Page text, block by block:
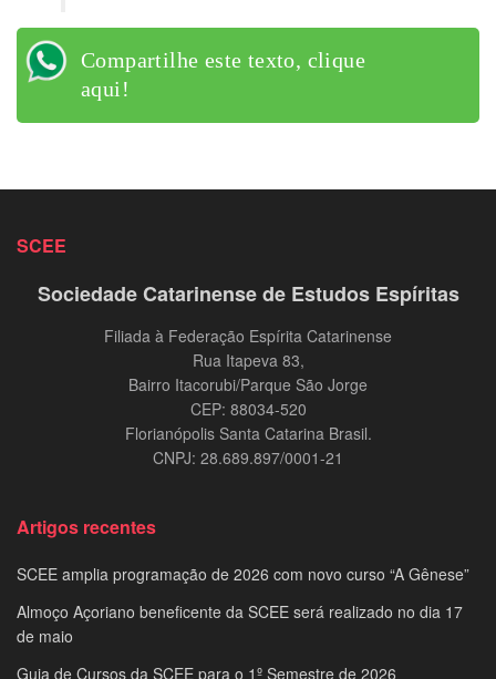
Compartilhe este texto, clique
aqui!
SCEE
Sociedade Catarinense de Estudos Espíritas
Filiada à Federação Espírita Catarinense
Rua Itapeva 83,
Bairro Itacorubi/Parque São Jorge
CEP: 88034-520
Florianópolis Santa Catarina Brasil.
CNPJ: 28.689.897/0001-21
Artigos recentes
SCEE amplia programação de 2026 com novo curso “A Gênese”
Almoço Açoriano beneficente da SCEE será realizado no dia 17
de maio
Guia de Cursos da SCEE para o 1º Semestre de 2026